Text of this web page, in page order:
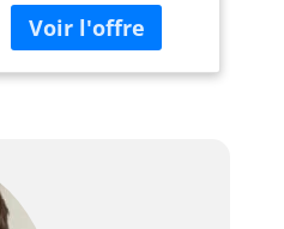
kilogrammes Type de
materiau:Aluminium